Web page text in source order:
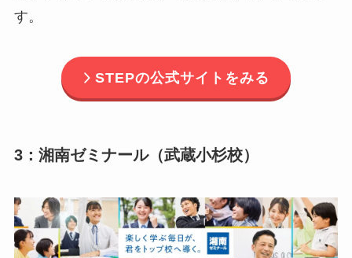
す。
STEPの公式サイトをみる
3：湘南ゼミナール（武蔵小杉校）